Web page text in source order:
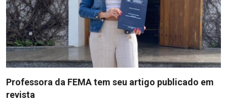
Professora da FEMA tem seu artigo publicado em
revista